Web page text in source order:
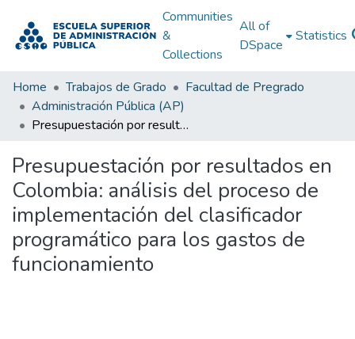
Communities
&
Collections
All of
DSpace
Statistics
Home Trabajos de Grado
Facultad de Pregrado
Administración Pública (AP)
Presupuestación por resultados en Colombia: análisis del proceso de implementación del clasificador programático para los gastos de funcionamiento
Presupuestación por resultados en
Colombia: análisis del proceso de
implementación del clasificador
programático para los gastos de
funcionamiento